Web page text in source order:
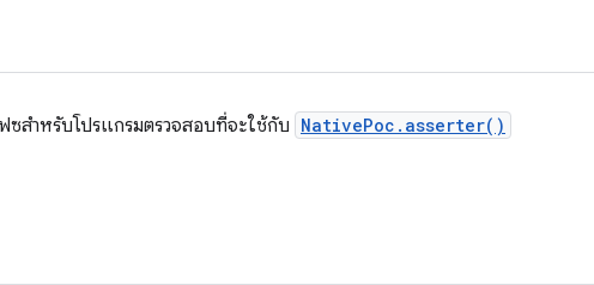
ซสำหรับโปรแกรมตรวจสอบที่จะใช้กับ NativePoc.asserter()